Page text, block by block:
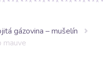
gázovina – mušelín
mauve